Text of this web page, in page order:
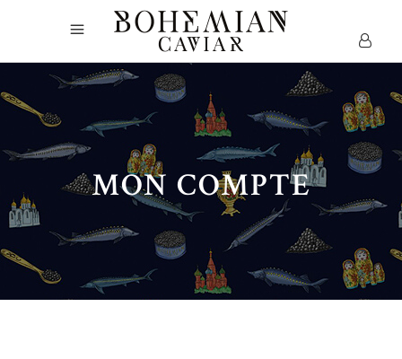
MON COMPTE